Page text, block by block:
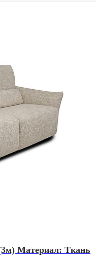
Материал: Ткань